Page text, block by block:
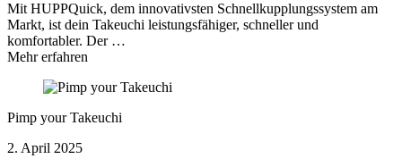
Mit HUPPQuick, dem innovativsten Schnell­kupplungs­system am
Markt, ist dein Takeuchi leistungsfähiger, schneller und
komfortabler. Der …
Mehr erfahren
Pimp your Takeuchi
2. April 2025